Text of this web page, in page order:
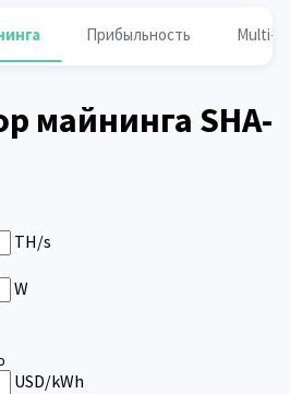
Прибыльность Multi-
майнинга SHA-
TH/s
W
USD/kWh